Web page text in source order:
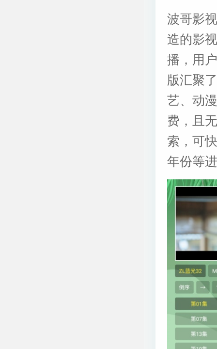
波哥影
造的影
播，用
版汇聚
艺、动
费，且
索，可
年份等